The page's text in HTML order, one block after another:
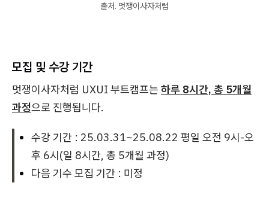
출처. 멋쟁이사자처럼
모집 및 수강 기간
멋쟁이사자처럼 UXUI 부트캠프는 하루 8시간, 총 5개월
과정으로 진행됩니다.
수강 기간 : 25.03.31~25.08.22 평일 오전 9시-오
후 6시(일 8시간, 총 5개월 과정)
다음 기수 모집 기간 : 미정